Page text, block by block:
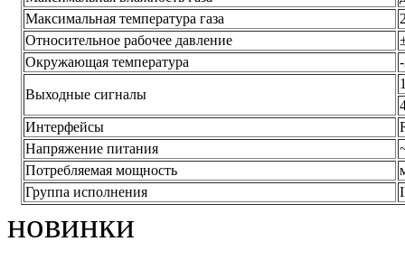
Максимальная температура газа
Относительное рабочее давление
Окружающая температура
Выходные сигналы
Интерфейсы
Напряжение питания
Потребляемая мощность
Группа исполнения
новинки